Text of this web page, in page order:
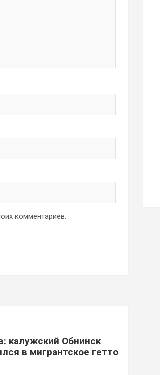
комментариев.
калужский Обнинск
в мигрантское гетто